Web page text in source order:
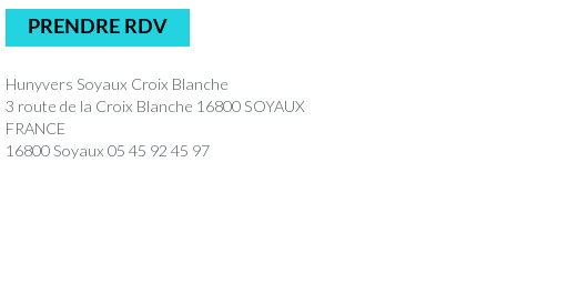
PRENDRE RDV
Hunyvers Soyaux Croix Blanche
3 route de la Croix Blanche 16800 SOYAUX
FRANCE
16800 Soyaux 05 45 92 45 97